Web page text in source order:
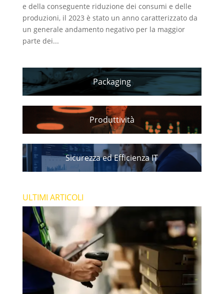
e della conseguente riduzione dei consumi e delle
produzioni, il 2023 è stato un anno caratterizzato da
un generale andamento negativo per la maggior
parte dei...
Packaging
Produttività
Sicurezza ed Efficienza IT
ULTIMI ARTICOLI